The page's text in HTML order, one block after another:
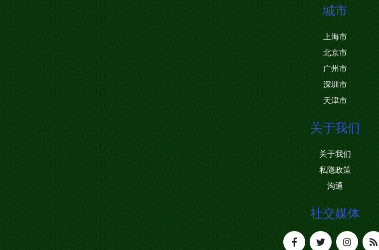
城市
上海市
北京市
广州市
深圳市
天津市
关于我们
关于我们
私隐政策
沟通
社交媒体